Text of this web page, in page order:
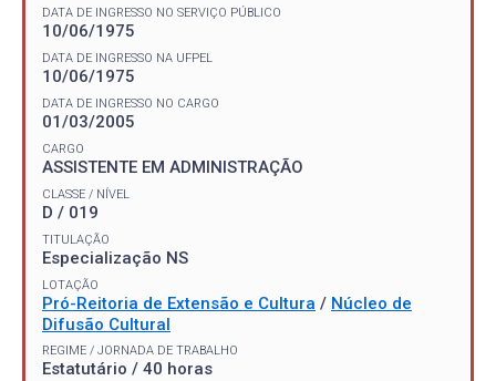
DATA DE INGRESSO NO SERVIÇO PÚBLICO
10/06/1975
DATA DE INGRESSO NA UFPEL
10/06/1975
DATA DE INGRESSO NO CARGO
01/03/2005
CARGO
ASSISTENTE EM ADMINISTRAÇÃO
CLASSE / NÍVEL
D / 019
TITULAÇÃO
Especialização NS
LOTAÇÃO
Pró-Reitoria de Extensão e Cultura / Núcleo de
Difusão Cultural
REGIME / JORNADA DE TRABALHO
Estatutário / 40 horas